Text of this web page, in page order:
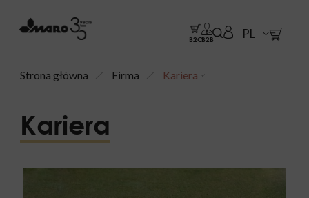
B2CB2B PL
Strona główna Firma Kariera
Kariera